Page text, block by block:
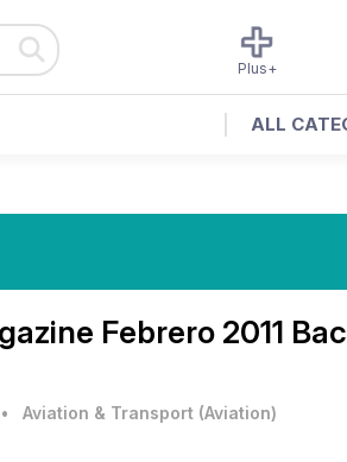
Plus+
ALL
Febrero 2011
• Aviation & Transport (Aviation)